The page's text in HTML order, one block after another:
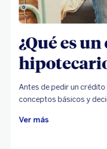
¿Qué es
Antes de pedir un
conceptos básicos y
Ver más